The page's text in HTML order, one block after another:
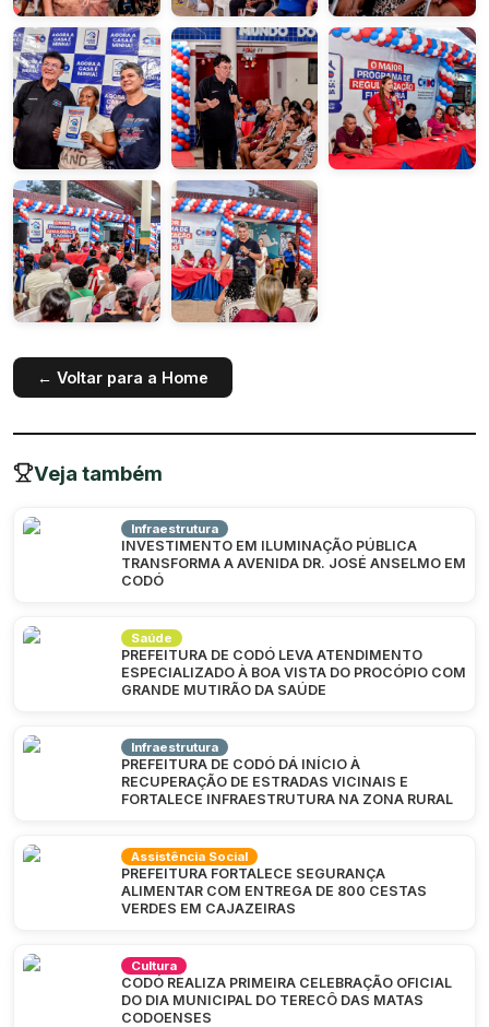
← Voltar para a Home
Veja também
Infraestrutura
INVESTIMENTO EM ILUMINAÇÃO PÚBLICA
TRANSFORMA A AVENIDA DR. JOSÉ ANSELMO EM
CODÓ
Saúde
PREFEITURA DE CODÓ LEVA ATENDIMENTO
ESPECIALIZADO À BOA VISTA DO PROCÓPIO COM
GRANDE MUTIRÃO DA SAÚDE
Infraestrutura
PREFEITURA DE CODÓ DÁ INÍCIO À
RECUPERAÇÃO DE ESTRADAS VICINAIS E
FORTALECE INFRAESTRUTURA NA ZONA RURAL
Assistência Social
PREFEITURA FORTALECE SEGURANÇA
ALIMENTAR COM ENTREGA DE 800 CESTAS
VERDES EM CAJAZEIRAS
Cultura
CODÓ REALIZA PRIMEIRA CELEBRAÇÃO OFICIAL
DO DIA MUNICIPAL DO TERECÔ DAS MATAS
CODOENSES